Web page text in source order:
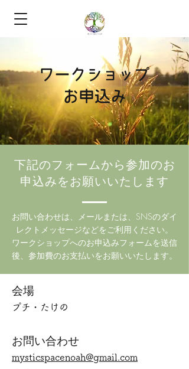
ワークショップ
お申込み
下記のフォームから参加のお
申込みをお願いいたします
お問い合わせは、メールまたは、SNSのダイ
レクトメッセージなどをご利用ください。
​ワークショップへのお申込みフォームを送信
後、参加費のお支払いをお願いいたします。
会場
​プチ・たけの
お問い合わせ
mysticspacenoah@gmail.com